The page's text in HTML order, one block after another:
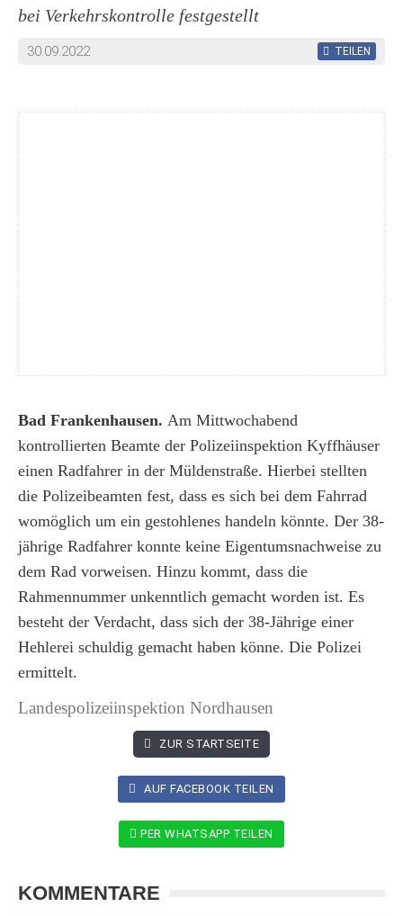
bei Verkehrskontrolle festgestellt
30.09.2022 TEILEN
Bad Frankenhausen. Am Mittwochabend
kontrollierten Beamte der Polizeiinspektion Kyffhäuser
einen Radfahrer in der Müldenstraße. Hierbei stellten
die Polizeibeamten fest, dass es sich bei dem Fahrrad
womöglich um ein gestohlenes handeln könnte. Der 38-
jährige Radfahrer konnte keine Eigentumsnachweise zu
dem Rad vorweisen. Hinzu kommt, dass die
Rahmennummer unkenntlich gemacht worden ist. Es
besteht der Verdacht, dass sich der 38-Jährige einer
Hehlerei schuldig gemacht haben könne. Die Polizei
ermittelt.
Landespolizeiinspektion Nordhausen
ZUR STARTSEITE
AUF FACEBOOK TEILEN
PER WHATSAPP TEILEN
KOMMENTARE